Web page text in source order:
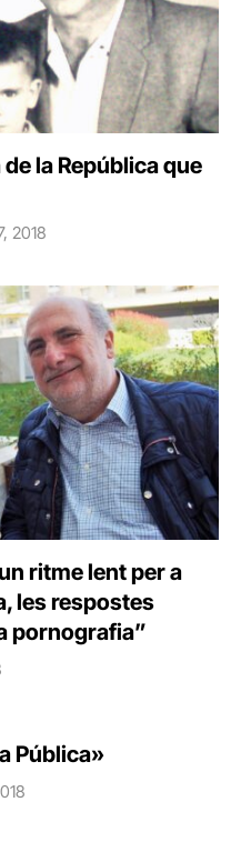
la República que
2018
ritme lent per a
les respostes
pornografia”
Pública»